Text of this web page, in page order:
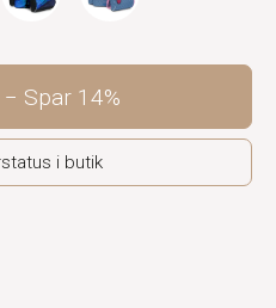
Spar 14%
i butik